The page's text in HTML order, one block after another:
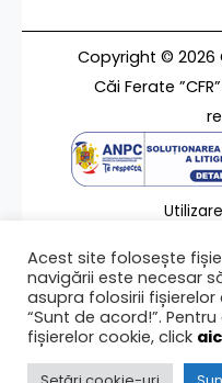
Copyright ©
Căi Ferate
Ultima
Acest site folosește
navigării este necesar
asupra folosirii
“Sunt de acord!”.
fișierelor cookie, click